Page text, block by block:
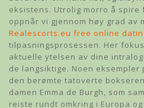
eksistens. Utrolig morro å spire
oppnår vi gjennom høy grad av
Realescorts.eu free online
tilpasningsprosessen. Her
aktuelle ytelsen av dine
de langsiktige. Noen eksempler
den berømte tatoverte
damen Emma de Burgh, som
reiste rundt omkring i Europa